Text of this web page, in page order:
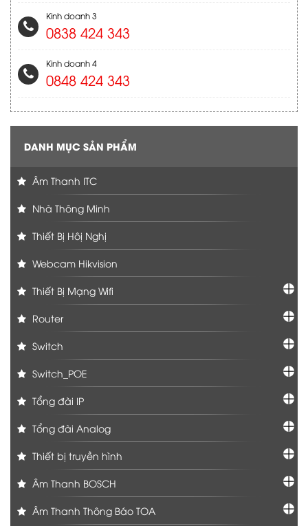
Kinh doanh 3
0838 424 343
Kinh doanh 4
0848 424 343
DANH MỤC SẢN PHẨM
Âm Thanh ITC
Nhà Thông Minh
Thiết Bị Hôị Nghị
Webcam Hikvision
Thiết Bị Mạng Wifi
Router
Switch
Switch_POE
Tổng đài IP
Tổng đài Analog
Thiết bị truyền hình
Âm Thanh BOSCH
Âm Thanh Thông Báo TOA